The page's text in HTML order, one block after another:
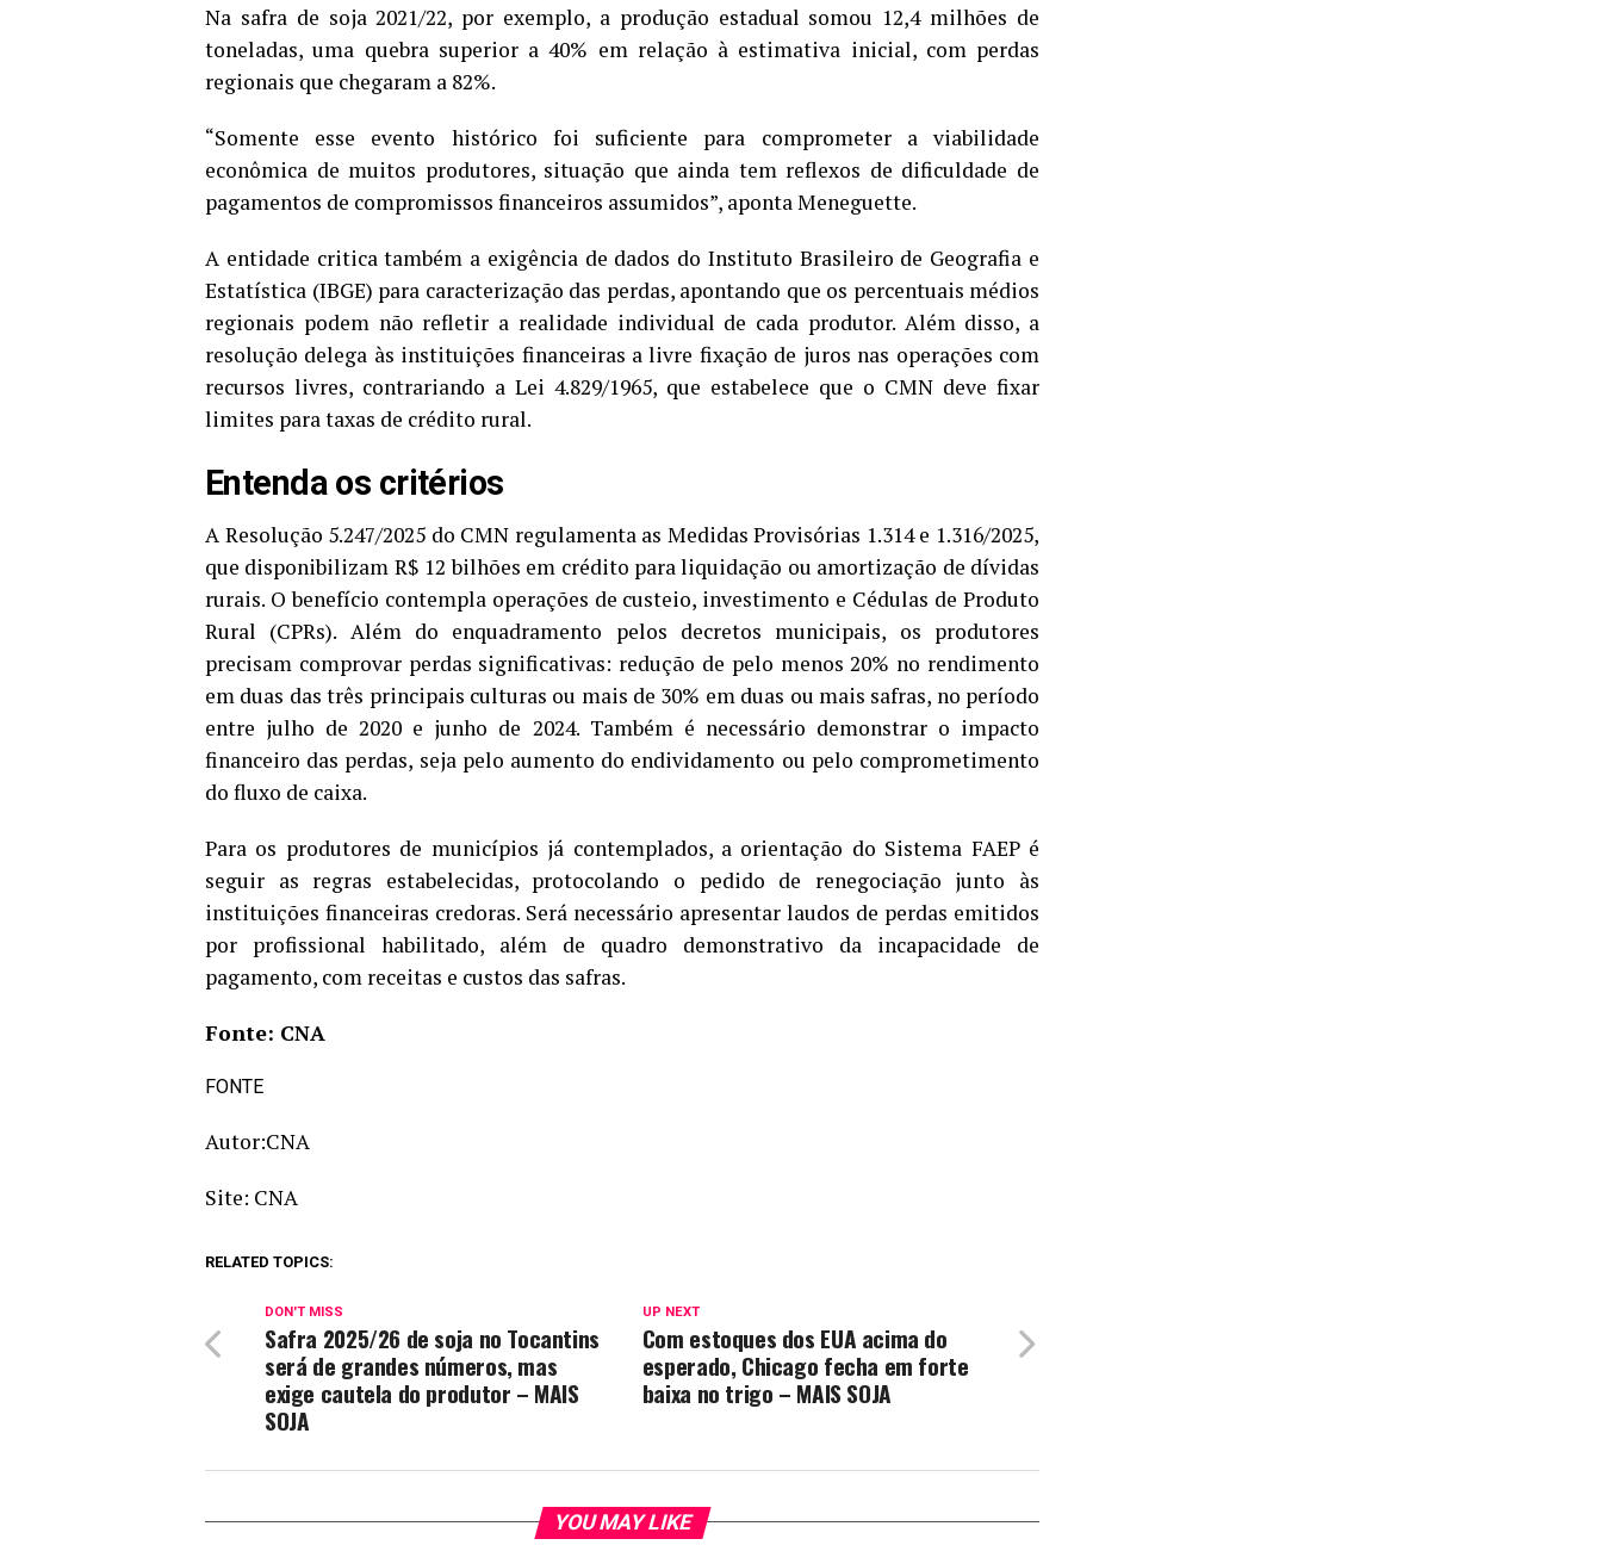
Na safra de soja 2021/22, por exemplo, a produção estadual somou 12,4 milhões de
toneladas, uma quebra superior a 40% em relação à estimativa inicial, com perdas
regionais que chegaram a 82%.
“Somente esse evento histórico foi suficiente para comprometer a viabilidade
econômica de muitos produtores, situação que ainda tem reflexos de dificuldade de
pagamentos de compromissos financeiros assumidos”, aponta Meneguette.
A entidade critica também a exigência de dados do Instituto Brasileiro de Geografia e
Estatística (IBGE) para caracterização das perdas, apontando que os percentuais médios
regionais podem não refletir a realidade individual de cada produtor. Além disso, a
resolução delega às instituições financeiras a livre fixação de juros nas operações com
recursos livres, contrariando a Lei 4.829/1965, que estabelece que o CMN deve fixar
limites para taxas de crédito rural.
Entenda os critérios
A Resolução 5.247/2025 do CMN regulamenta as Medidas Provisórias 1.314 e 1.316/2025,
que disponibilizam R$ 12 bilhões em crédito para liquidação ou amortização de dívidas
rurais. O benefício contempla operações de custeio, investimento e Cédulas de Produto
Rural (CPRs). Além do enquadramento pelos decretos municipais, os produtores
precisam comprovar perdas significativas: redução de pelo menos 20% no rendimento
em duas das três principais culturas ou mais de 30% em duas ou mais safras, no período
entre julho de 2020 e junho de 2024. Também é necessário demonstrar o impacto
financeiro das perdas, seja pelo aumento do endividamento ou pelo comprometimento
do fluxo de caixa.
Para os produtores de municípios já contemplados, a orientação do Sistema FAEP é
seguir as regras estabelecidas, protocolando o pedido de renegociação junto às
instituições financeiras credoras. Será necessário apresentar laudos de perdas emitidos
por profissional habilitado, além de quadro demonstrativo da incapacidade de
pagamento, com receitas e custos das safras.
Fonte: CNA
FONTE
Autor:CNA
Site: CNA
RELATED TOPICS:
UP NEXT
Com estoques dos EUA acima do
esperado, Chicago fecha em forte
baixa no trigo – MAIS SOJA
DON'T MISS
Safra 2025/26 de soja no Tocantins
será de grandes números, mas
exige cautela do produtor – MAIS
SOJA
YOU MAY LIKE